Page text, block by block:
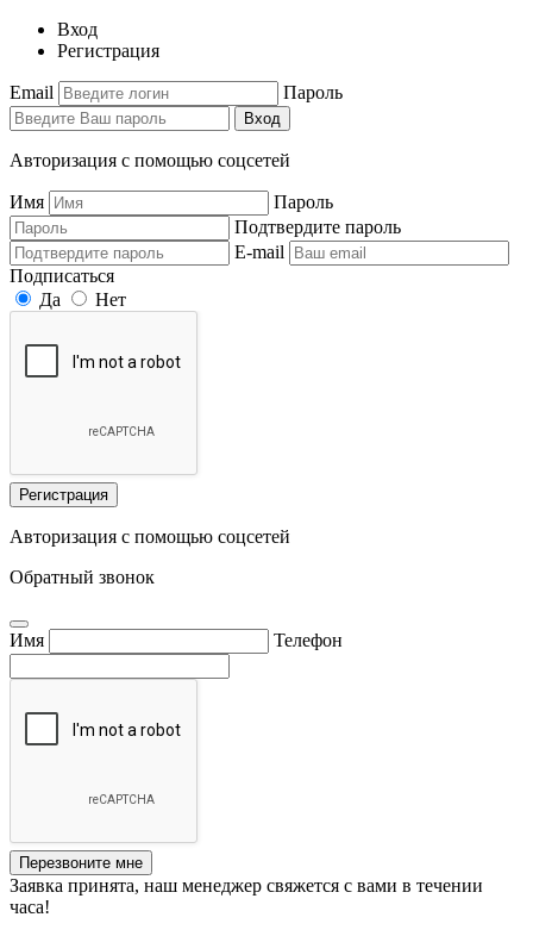
Вход
Регистрация
Email Пароль
Вход
Авторизация с помощью соцсетей
Имя
Пароль
Подтвердите пароль
E-mail
Подписаться
Да
Нет
Регистрация
Авторизация с помощью соцсетей
Обратный звонок
Имя Телефон
Перезвоните мне
Заявка принята, наш менеджер свяжется с вами в течении
часа!